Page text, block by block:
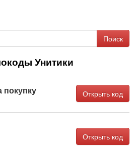
Поиск
Унитики
покупку
Открыть код
Открыть код